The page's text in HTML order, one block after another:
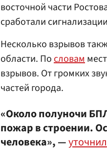
восточной части
сработали
Несколько взрывов
области. Пословам
взрывов. От громких
частей города.
«Около полуночи
пожар в строении.
человека», —уточнил